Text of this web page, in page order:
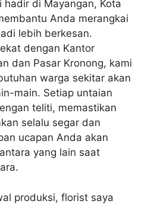
hadir di Mayangan, Kota
Anda merangkai
lebih berkesan.
dengan Kantor
dan Pasar Kronong, kami
warga sekitar akan
main. Setiap untaian
teliti, memastikan
selalu segar dan
ucapan Anda akan
yang lain saat
produksi, florist saya